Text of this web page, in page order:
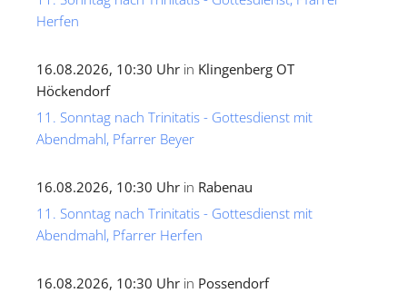
Herfen
16.08.2026, 10:30 Uhr in Klingenberg OT
Höckendorf
11. Sonntag nach Trinitatis - Gottesdienst mit
Abendmahl, Pfarrer Beyer
16.08.2026, 10:30 Uhr in Rabenau
11. Sonntag nach Trinitatis - Gottesdienst mit
Abendmahl, Pfarrer Herfen
16.08.2026, 10:30 Uhr in Possendorf